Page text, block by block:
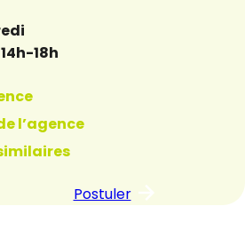
18h
l’agence
Postuler